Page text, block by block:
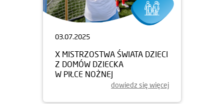
03.07.2025
X MISTRZOSTWA ŚWIATA DZIECI
Z DOMÓW DZIECKA
W PIŁCE NOŻNEJ
dowiedz się więcej